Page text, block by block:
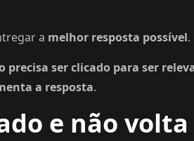
a melhor resposta possível.
precisa ser clicado para ser
a resposta.
e não